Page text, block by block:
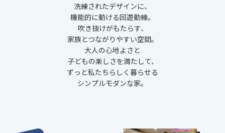
洗練されたデザインに、
機能的に動ける回遊動線。
吹き抜けがもたらす、
家族とつながりやすい空間。
大人の心地よさと
子どもの楽しさを満たして、
ずっと私たちらしく暮らせる
シンプルモダンな家。